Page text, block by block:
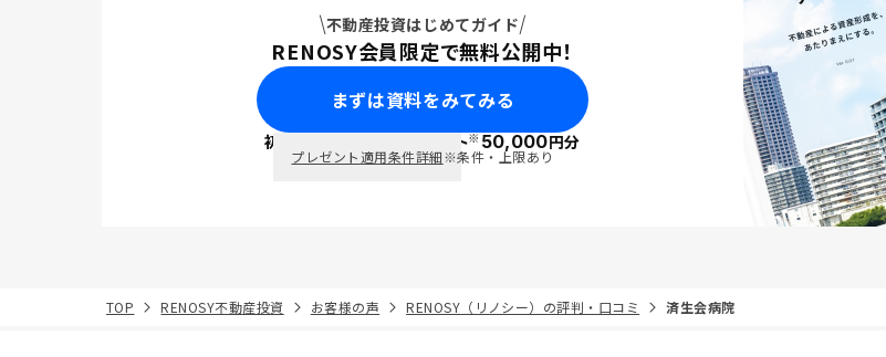
不動産投資はじめてガイド
RENOSY会員限定で無料公開中！
まずは資料をみてみる
初回面談で ポイント※50,000円分
プレゼント適用条件詳細※条件・上限あり
TOP RENOSY不動産投資 お客様の声 RENOSY（リノシー）の評判・口コミ 済生会病院